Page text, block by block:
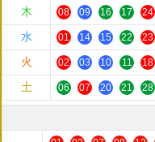
木 08 09 16 17 24
水 01 14 15 22 23
火 02 03 10 11 18
土 06 07 20 21 28